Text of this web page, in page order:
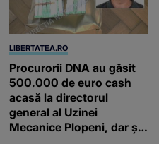
LIBERTATEA.RO
Procurorii DNA au găsit
500.000 de euro cash
acasă la directorul
general al Uzinei
Mecanice Plopeni, dar și